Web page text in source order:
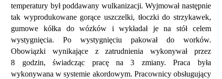
temperatury był poddawany wulkanizacji. Wyjmował następnie
tak wyprodukowane gorące uszczelki, tłoczki do strzykawek,
gumowe kółka do wózków i wykładał je na stół celem
wystygnięcia. Po wystygnięciu pakował do worków.
Obowiązki wynikające z zatrudnienia wykonywał przez
8 godzin, świadcząc pracę na 3 zmiany. Praca była
wykonywana w systemie akordowym. Pracownicy obsługujący